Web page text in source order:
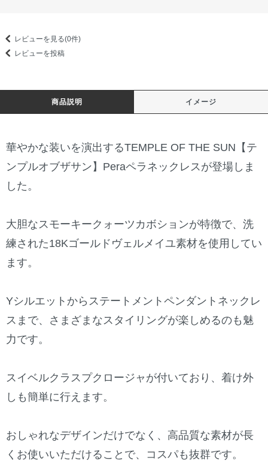
レビューを見る(0件)
レビューを投稿
商品説明 イメージ
華やかな装いを演出するTEMPLE OF THE SUN【テ
ンプルオブザサン】Peraペラネックレスが登場しま
した。
大胆なスモーキークォーツカボションが特徴で、洗
練された18Kゴールドヴェルメイユ素材を使用してい
ます。
Yシルエットからステートメントペンダントネックレ
スまで、さまざまなスタイリングが楽しめるのも魅
力です。
スイベルクラスプクロージャが付いており、着け外
しも簡単に行えます。
おしゃれなデザインだけでなく、高品質な素材が長
くお使いいただけることで、コスパも抜群です。